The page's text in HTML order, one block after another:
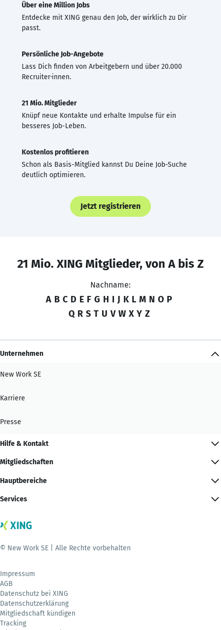
Über eine Million Jobs
Entdecke mit XING genau den Job, der wirklich zu Dir
passt.
Persönliche Job-Angebote
Lass Dich finden von Arbeitgebern und über 20.000
Recruiter·innen.
21 Mio. Mitglieder
Knüpf neue Kontakte und erhalte Impulse für ein
besseres Job-Leben.
Kostenlos profitieren
Schon als Basis-Mitglied kannst Du Deine Job-Suche
deutlich optimieren.
Jetzt registrieren
21 Mio. XING Mitglieder, von A bis Z
Nachname:
A B C D E F G H I J K L M N O P
Q R S T U V W X Y Z
Unternehmen
New Work SE
Karriere
Presse
Hilfe & Kontakt
Mitgliedschaften
Hauptbereiche
Services
© New Work SE | Alle Rechte vorbehalten
Impressum
AGB
Datenschutz bei XING
Datenschutzerklärung
Mitgliedschaft kündigen
Tracking